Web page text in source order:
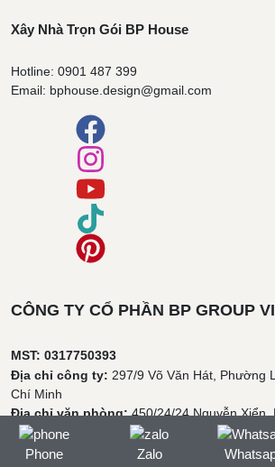
Xây Nhà Trọn Gói BP House
Hotline: 0901 487 399
Email: bphouse.design@gmail.com
CÔNG TY CỔ PHẦN BP GROUP
MST: 0317750393
Địa chỉ công ty: 297/9 Võ Văn Hát, Phường
Chí Minh
Địa chỉ văn phòng:450/24/24 Nguyễn Xiển,
TP. Hồ Chí Minh
Hotline:0901 487 399
Phone Zalo